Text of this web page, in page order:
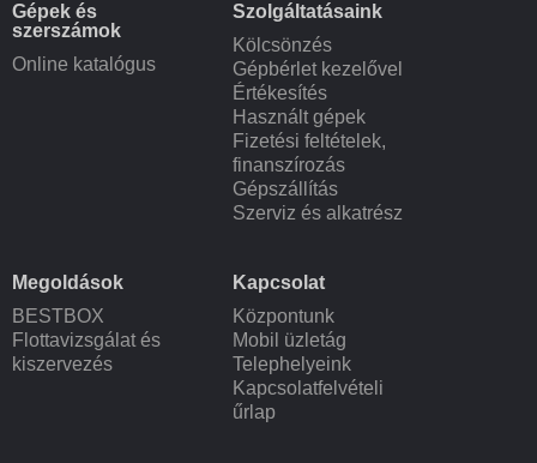
Gépek és
szerszámok
Online katalógus
Szolgáltatásaink
Kölcsönzés
Gépbérlet kezelővel
Értékesítés
Használt gépek
Fizetési feltételek,
finanszírozás
Gépszállítás
Szerviz és alkatrész
Megoldások
BESTBOX
Flottavizsgálat és
kiszervezés
Kapcsolat
Központunk
Mobil üzletág
Telephelyeink
Kapcsolatfelvételi
űrlap